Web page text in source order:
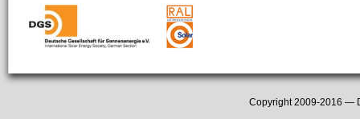
Copyright 2009-2016 —